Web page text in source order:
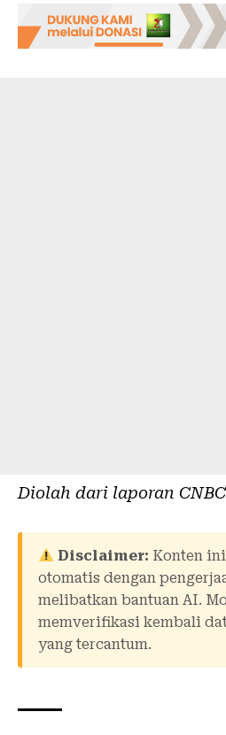
Diolah dari laporan
Disclaimer: Konten
otomatis dengan
melibatkan bantuan AI.
memverifikasi kembali
yang tercantum.